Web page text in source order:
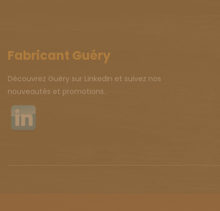
Fabricant Guéry
Découvrez Guéry sur LinkedIn et suivez nos
nouveautés et promotions.